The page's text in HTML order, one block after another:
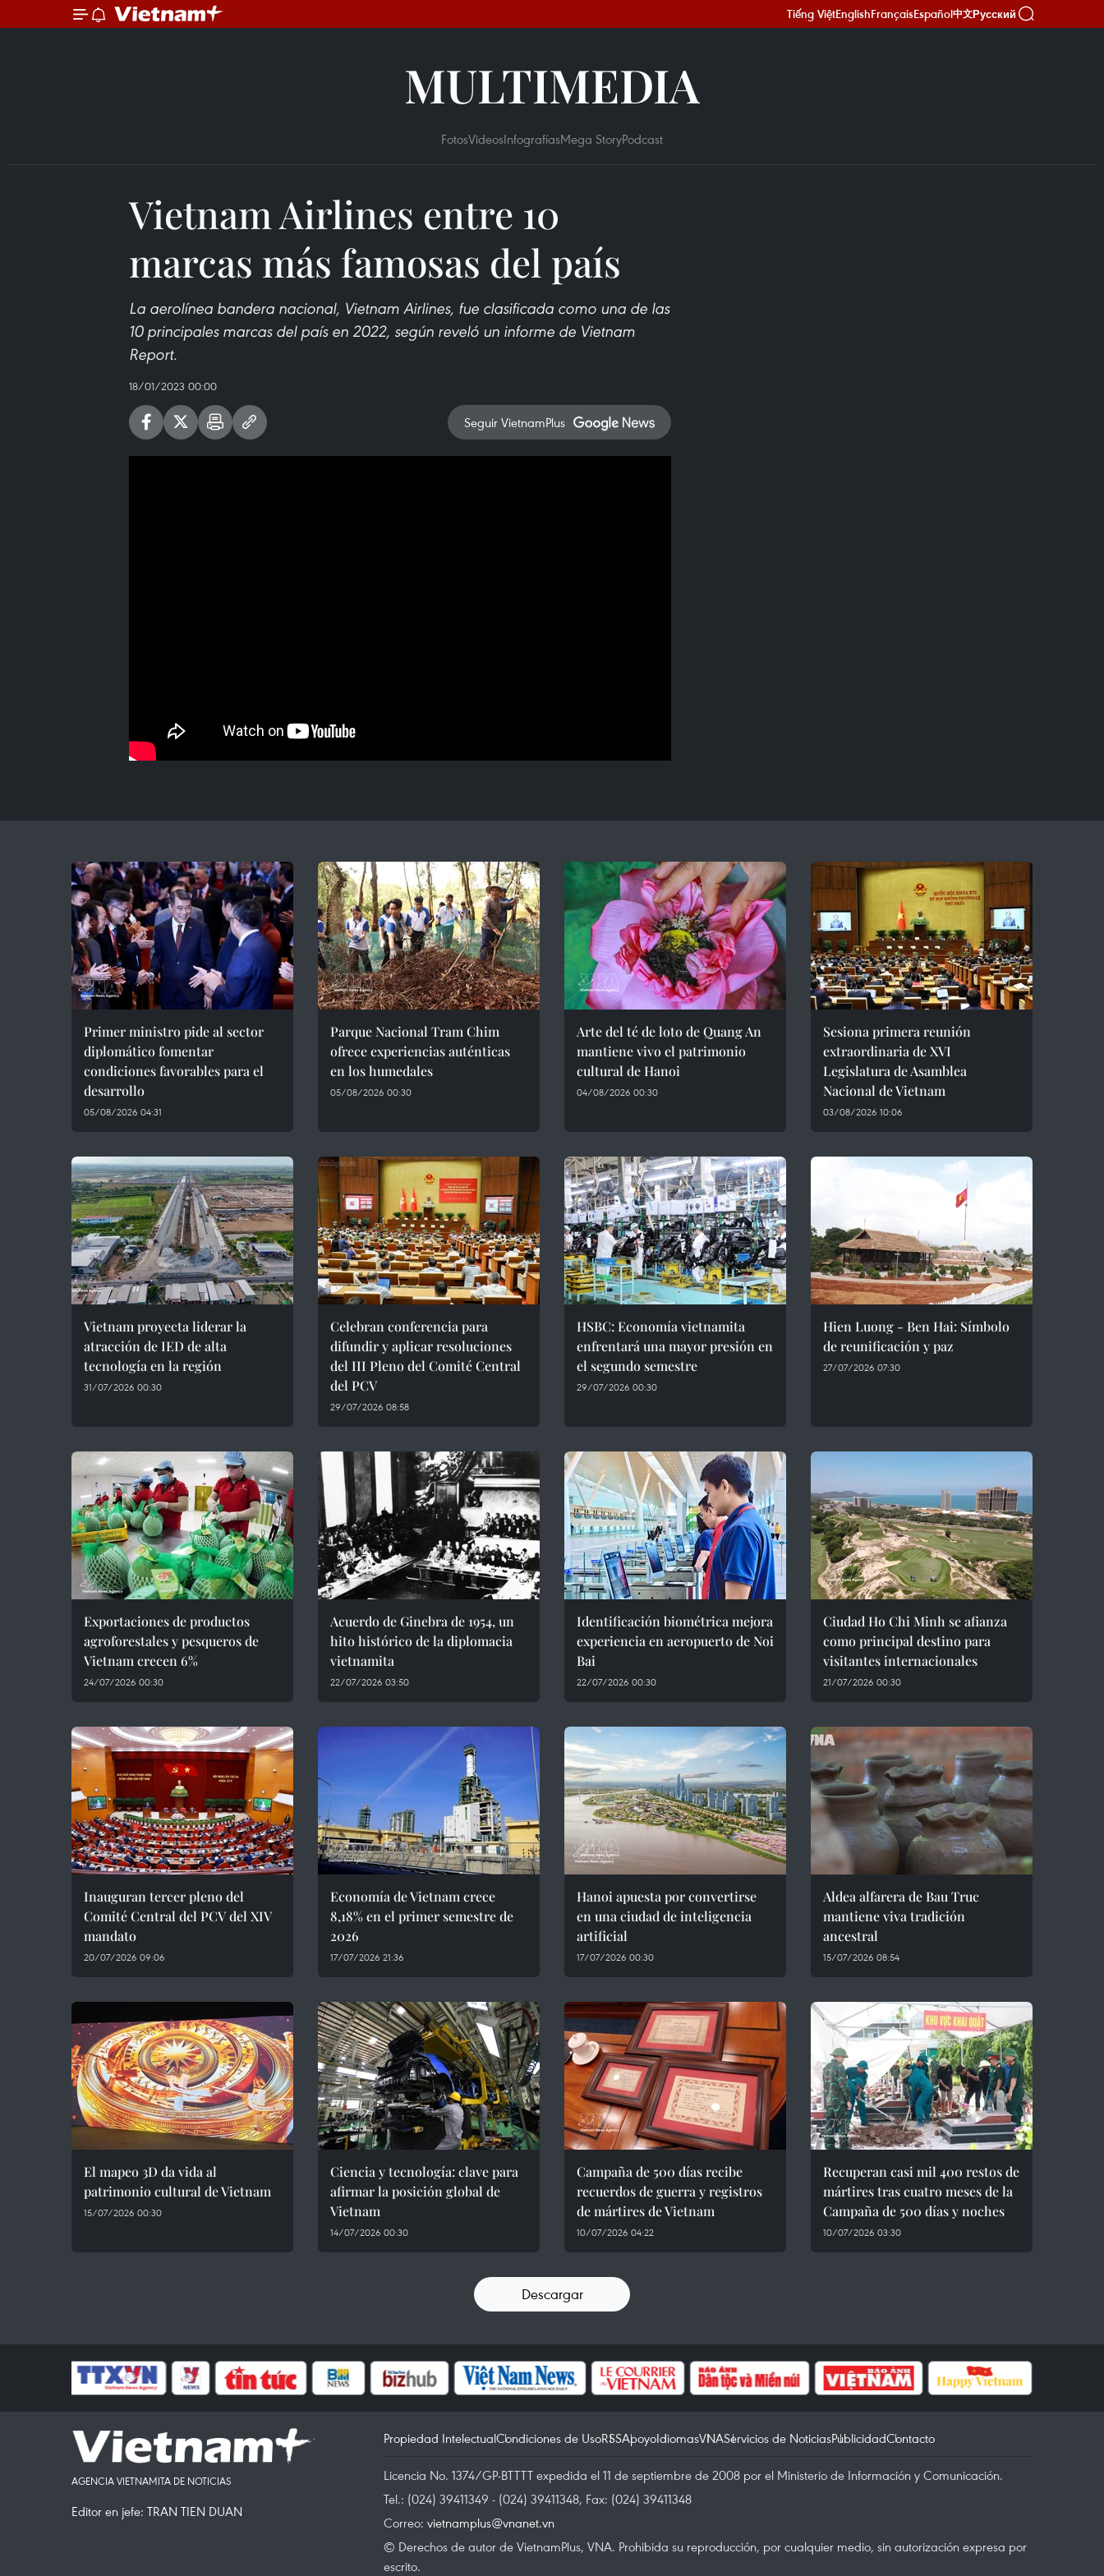
Tiếng ViệtEnglishFrançaisEspañol中文Русский
MULTIMEDIA
FotosVideosInfografíasMega StoryPodcast
Vietnam Airlines entre 10
marcas más famosas del país
La aerolínea bandera nacional, Vietnam Airlines, fue clasificada como una de las
10 principales marcas del país en 2022, según reveló un informe de Vietnam
Report.
18/01/2023 00:00
Seguir VietnamPlus
Primer ministro pide al sector
diplomático fomentar
condiciones favorables para el
desarrollo
05/08/2026 04:31
Parque Nacional Tram Chim
ofrece experiencias auténticas
en los humedales
05/08/2026 00:30
Arte del té de loto de Quang An
mantiene vivo el patrimonio
cultural de Hanoi
04/08/2026 00:30
Sesiona primera reunión
extraordinaria de XVI
Legislatura de Asamblea
Nacional de Vietnam
03/08/2026 10:06
Vietnam proyecta liderar la
atracción de IED de alta
tecnología en la región
31/07/2026 00:30
Celebran conferencia para
difundir y aplicar resoluciones
del III Pleno del Comité Central
del PCV
29/07/2026 08:58
HSBC: Economía vietnamita
enfrentará una mayor presión en
el segundo semestre
29/07/2026 00:30
Hien Luong - Ben Hai: Símbolo
de reunificación y paz
27/07/2026 07:30
Exportaciones de productos
agroforestales y pesqueros de
Vietnam crecen 6%
24/07/2026 00:30
Acuerdo de Ginebra de 1954, un
hito histórico de la diplomacia
vietnamita
22/07/2026 03:50
Identificación biométrica mejora
experiencia en aeropuerto de Noi
Bai
22/07/2026 00:30
Ciudad Ho Chi Minh se afianza
como principal destino para
visitantes internacionales
21/07/2026 00:30
Inauguran tercer pleno del
Comité Central del PCV del XIV
mandato
20/07/2026 09:06
Economía de Vietnam crece
8,18% en el primer semestre de
2026
17/07/2026 21:36
Hanoi apuesta por convertirse
en una ciudad de inteligencia
artificial
17/07/2026 00:30
Aldea alfarera de Bau Truc
mantiene viva tradición
ancestral
15/07/2026 08:54
El mapeo 3D da vida al
patrimonio cultural de Vietnam
15/07/2026 00:30
Ciencia y tecnología: clave para
afirmar la posición global de
Vietnam
14/07/2026 00:30
Campaña de 500 días recibe
recuerdos de guerra y registros
de mártires de Vietnam
10/07/2026 04:22
Recuperan casi mil 400 restos de
mártires tras cuatro meses de la
Campaña de 500 días y noches
10/07/2026 03:30
Descargar
AGENCIA VIETNAMITA DE NOTICIAS
Editor en jefe: TRAN TIEN DUAN
Propiedad IntelectualCondiciones de UsoRSSApoyoIdiomasVNAServicios de NoticiasPublicidadContacto
Licencia No. 1374/GP-BTTTT expedida el 11 de septiembre de 2008 por el Ministerio de Información y Comunicación.
Tel.: (024) 39411349 - (024) 39411348, Fax: (024) 39411348
Correo: vietnamplus@vnanet.vn
© Derechos de autor de VietnamPlus, VNA. Prohibida su reproducción, por cualquier medio, sin autorización expresa por
escrito.